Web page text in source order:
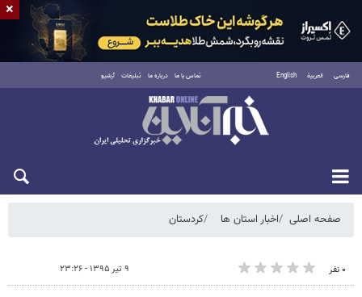
فارسی العربية English تماس با ما درباره ما تبلیغات آرشیو
شنبه ۱۷ مرداد ۱۴۰۵
صفحه اصلی اخبار استان ها کردستان
۰ نفر ۹ تیر ۱۳۹۵ - ۲۳:۲۶
×